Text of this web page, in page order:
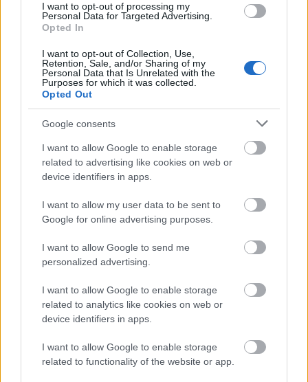
I want to opt-out of processing my
Personal Data for Targeted Advertising.
Opted In
I want to opt-out of Collection, Use,
Retention, Sale, and/or Sharing of my
Personal Data that Is Unrelated with the
Purposes for which it was collected.
Opted Out
Google consents
I want to allow Google to enable storage
related to advertising like cookies on web or
device identifiers in apps.
I want to allow my user data to be sent to
Google for online advertising purposes.
I want to allow Google to send me
personalized advertising.
I want to allow Google to enable storage
related to analytics like cookies on web or
device identifiers in apps.
I want to allow Google to enable storage
related to functionality of the website or app.
Η αξιολόγησή σας*
Αποθήκευσε το όνομά μου, email, και τον ιστότοπο μου σε
αυτόν τον πλοηγό για την επόμενη φορά που θα σχολιάσω.